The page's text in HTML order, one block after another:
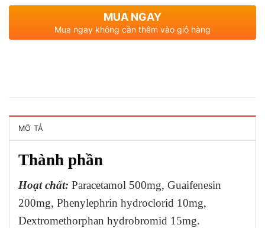
MUA NGAY
Mua ngay không cần thêm vào giỏ hàng
MÔ TẢ
Thành phần
Hoạt chất: Paracetamol 500mg, Guaifenesin
200mg, Phenylephrin hydroclorid 10mg,
Dextromethorphan hydrobromid 15mg.